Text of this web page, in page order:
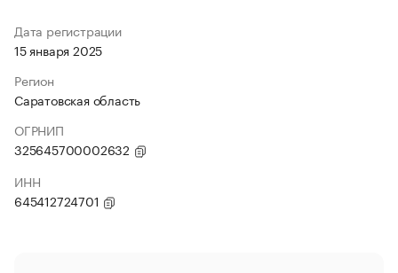
Дата регистрации
15 января 2025
Регион
Саратовская область
ОГРНИП
325645700002632
ИНН
645412724701